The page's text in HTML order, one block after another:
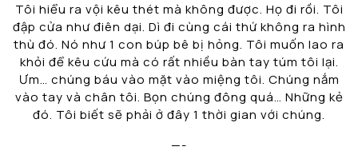
Tôi hiểu ra vội kêu thét mà không được. Họ đi rồi. Tôi
đập cửa như điên dại. Dì đi cùng cái thứ không ra hình
thù đó. Nó như 1 con búp bê bị hỏng. Tôi muốn lao ra
khỏi để kêu cứu mà có rất nhiều bàn tay túm tôi lại.
Ưm… chúng báu vào mặt vào miệng tôi. Chúng nắm
vào tay và chân tôi. Bọn chúng đông quá… Những kẻ
đó. Tôi biết sẽ phải ở đây 1 thời gian với chúng.
—-